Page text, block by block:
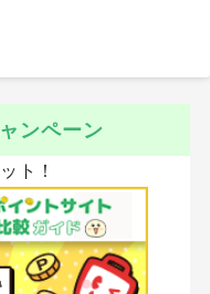
ンペーン
ト！